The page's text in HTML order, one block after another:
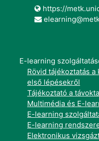
https://
E-learning
Rövid tájékoztatás
első lépésekről
Tájékoztató a
Multimédia és E-
E-learning
E-learning
Elektronikus